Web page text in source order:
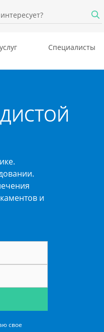
Специалисты
и
свое